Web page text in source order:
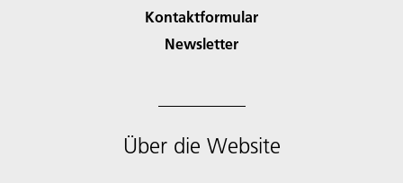
Kontaktformular
Newsletter
Über die Website